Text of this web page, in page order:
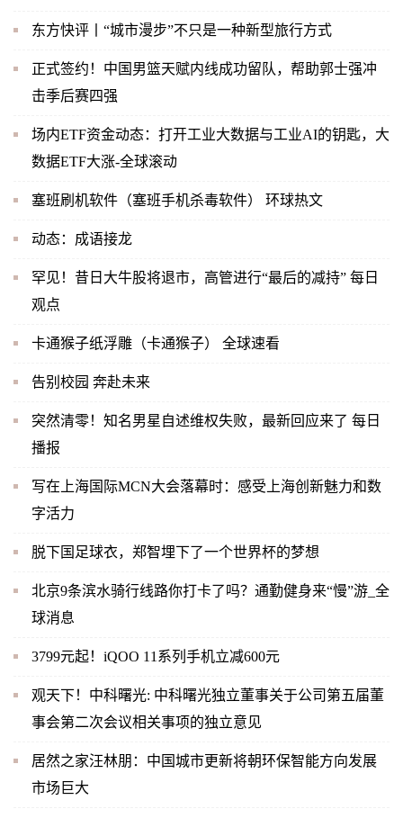
东方快评丨“城市漫步”不只是一种新型旅行方式
正式签约！中国男篮天赋内线成功留队，帮助郭士强冲
击季后赛四强
场内ETF资金动态：打开工业大数据与工业AI的钥匙，大
数据ETF大涨-全球滚动
塞班刷机软件（塞班手机杀毒软件） 环球热文
动态：成语接龙
罕见！昔日大牛股将退市，高管进行“最后的减持” 每日
观点
卡通猴子纸浮雕（卡通猴子） 全球速看
告别校园 奔赴未来
突然清零！知名男星自述维权失败，最新回应来了 每日
播报
写在上海国际MCN大会落幕时：感受上海创新魅力和数
字活力
脱下国足球衣，郑智埋下了一个世界杯的梦想
北京9条滨水骑行线路你打卡了吗？通勤健身来“慢”游_全
球消息
3799元起！iQOO 11系列手机立减600元
观天下！中科曙光: 中科曙光独立董事关于公司第五届董
事会第二次会议相关事项的独立意见
居然之家汪林朋：中国城市更新将朝环保智能方向发展
市场巨大